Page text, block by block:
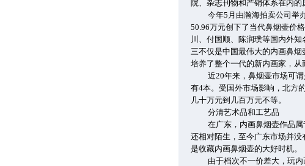
院、杂志刊物和产销体系在内的
今年5月由瀚海拍卖公司举
50.96万元创下了当代鼻烟壶价
川、付国顺、陈润璞等国内外
三不仅是中国最伟大的内画鼻
培养了整个一代的新内画家，从
近20年来，鼻烟壶市场可
有4本。受国外市场影响，北方
几十万元到几百万元不等。
分清艺术品和工艺品
在广东，内画鼻烟壶作品
还相对陌生，至今广东市场并
是收藏内画鼻烟壶的大好时机。
由于档次不一价差大，玩